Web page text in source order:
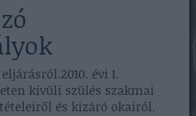
évi I.
kívüli szülés szakmai
és kizáró okairól.